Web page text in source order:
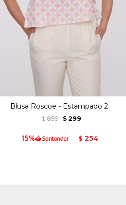
Blusa Roscoe - Estampado 2
$ 899 $ 299
$ 254